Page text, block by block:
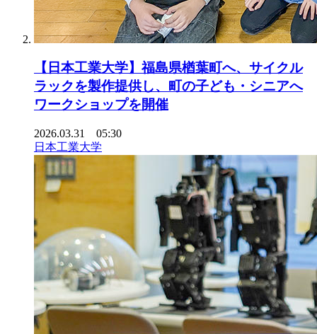
【日本工業大学】福島県楢葉町へ、サイクル
ラックを製作提供し、町の子ども・シニアへ
ワークショップを開催
2026.03.31 05:30
日本工業大学